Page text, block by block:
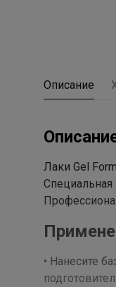
Описание
Лаки Gel
Специальная
• Нанесите